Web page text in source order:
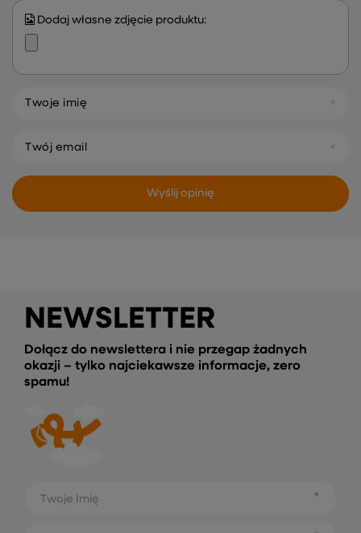
Dodaj własne zdjęcie produktu:
Twoje imię
Twój email
Wyślij opinię
NEWSLETTER
Dołącz do newslettera i nie przegap żadnych
okazji – tylko najciekawsze informacje, zero
spamu!
Twoje Imię